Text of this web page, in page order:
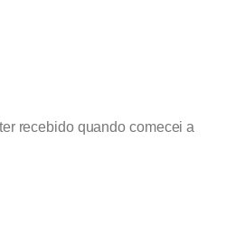
recebido quando comecei a